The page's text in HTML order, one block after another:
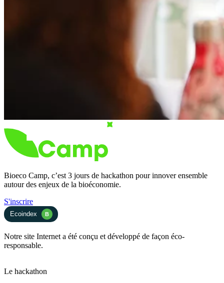
Bioeco Camp, c’est 3 jours de hackathon pour innover ensemble
autour des enjeux de la bioéconomie.
S'inscrire
Ecoindex B
Notre site Internet a été conçu et développé de façon éco-
responsable.
Le hackathon